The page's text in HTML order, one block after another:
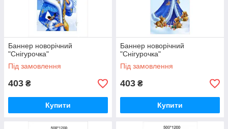
Баннер новорічний
"Снігурочка"
Під замовлення
403 ₴
Купити
Баннер новорічний
"Снігурочка"
Під замовлення
403 ₴
Купити